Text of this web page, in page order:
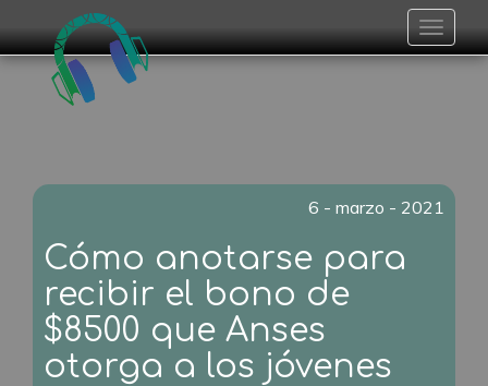
Toggle
6 - marzo - 2021
Cómo anotarse para
recibir el bono de
$8500 que Anses
otorga a los jóvenes